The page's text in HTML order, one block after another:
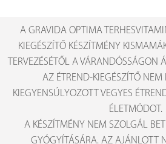
A GRAVIDA OPTIMA
KIEGÉSZÍTŐ KÉSZÍTMÉNY
TERVEZÉSÉTŐL A VÁRANDÓSSÁGON
AZ ÉTREND-KIEGÉSZÍTŐ NEM
KIEGYENSÚLYOZOTT VEGYES
ÉLETMÓDOT.
A KÉSZÍTMÉNY NEM SZOLGÁL
GYÓGYÍTÁSÁRA. AZ AJÁNLOTT